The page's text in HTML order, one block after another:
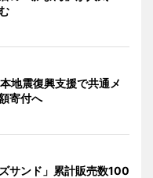
地震復興支援で共通メ
寄付へ
サンド」累計販売数100